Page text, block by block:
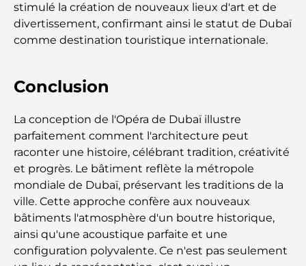
Family Beach Club Dubai : Là où divertissement et
détente se rencontrent
vie communautaire moderne
Restaurant de l'Opéra de Dubaï : Quand la
gastronomie rencontre la culture
Les marques de costumes les plus chères qui
définissent le luxe sur mesure
Restaurants de J1 Beach : la nouvelle destination
stimulé la création de nouveaux lieux d'art et de
divertissement, confirmant ainsi le statut de Dubaï
comme destination touristique internationale.
Conclusion
La conception de l'Opéra de Dubaï illustre
parfaitement comment l'architecture peut
raconter une histoire, célébrant tradition, créativité
et progrès. Le bâtiment reflète la métropole
mondiale de Dubaï, préservant les traditions de la
ville. Cette approche confère aux nouveaux
bâtiments l'atmosphère d'un boutre historique,
ainsi qu'une acoustique parfaite et une
configuration polyvalente. Ce n'est pas seulement